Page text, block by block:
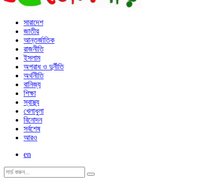
সারাদেশ
জাতীয়
আন্তর্জাতিক
রাজনীতি
ইসলাম
অপরাধ ও দুর্নীতি
অর্থনীতি
বানিজ্য
শিক্ষা
স্বাস্থ্য
খেলাধুলা
বিনোদন
সর্বশেষ
আরও
en